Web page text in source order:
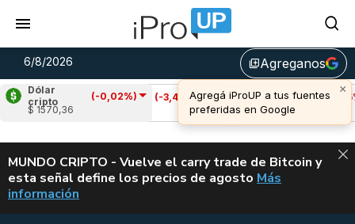
6/8/2026 library_addAgreganos
Dólar
cripto
(-0,02%)
$ 1570,36
Cardano
(-3,49%)
u$s 0,19
Avalanche (-4,25%)
u$s 6,42
ALERTA
MUNDO CRIPTO - Vuelve el carry trade de Bitcoin y
esta señal define los precios de agosto VUELVE EL
Más
información